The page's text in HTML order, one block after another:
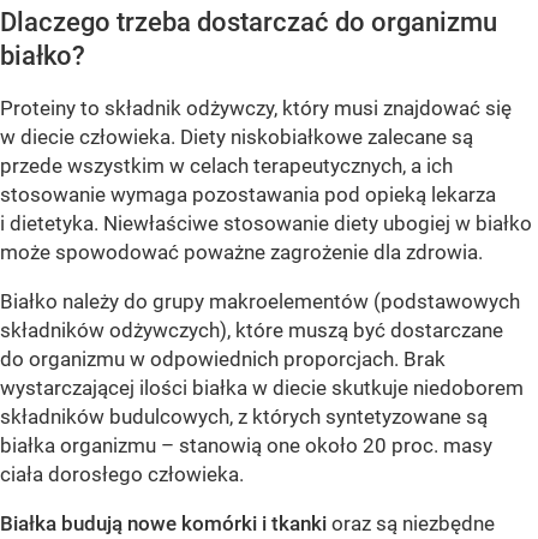
Dlaczego trzeba dostarczać do organizmu
białko?
Proteiny to składnik odżywczy, który musi znajdować się
w diecie człowieka. Diety niskobiałkowe zalecane są
przede wszystkim w celach terapeutycznych, a ich
stosowanie wymaga pozostawania pod opieką lekarza
i dietetyka. Niewłaściwe stosowanie diety ubogiej w białko
może spowodować poważne zagrożenie dla zdrowia.
Białko należy do grupy makroelementów (podstawowych
składników odżywczych), które muszą być dostarczane
do organizmu w odpowiednich proporcjach. Brak
wystarczającej ilości białka w diecie skutkuje niedoborem
składników budulcowych, z których syntetyzowane są
białka organizmu – stanowią one około 20 proc. masy
ciała dorosłego człowieka.
Białka budują nowe komórki i tkanki oraz są niezbędne